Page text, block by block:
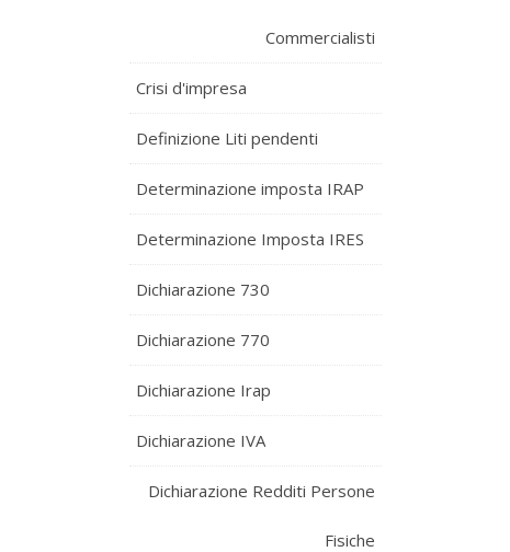
Commercialisti
Crisi d'impresa
Definizione Liti pendenti
Determinazione imposta IRAP
Determinazione Imposta IRES
Dichiarazione 730
Dichiarazione 770
Dichiarazione Irap
Dichiarazione IVA
Dichiarazione Redditi Persone
Fisiche